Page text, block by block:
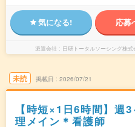
気になる! 応募
派遣会社 日研トータルソーシング株
未読 掲載日 2026/07/21
【時短×1日6時間】
理メイン＊看護師